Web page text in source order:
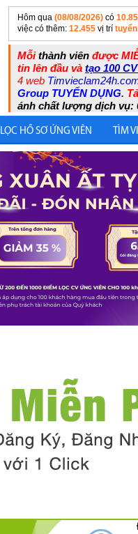
Hôm qua (08/08/2026) có
việc có thêm: 12.455 vị trí
Mỗithành viên được
tin lên đầu và tạo 100
4 web
Group TUYỂN DỤNG.
ánh chất lượng dịch vụ:
LỌC HỒ SƠ ỨNG VIÊN TÌM